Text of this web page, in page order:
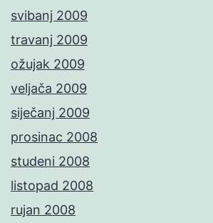
svibanj 2009
travanj 2009
ožujak 2009
veljača 2009
siječanj 2009
prosinac 2008
studeni 2008
listopad 2008
rujan 2008